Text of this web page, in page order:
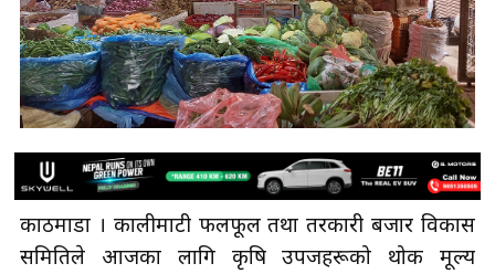
काठमाडौँ । कालीमाटी फलफूल तथा तरकारी बजार विकास
समितिले आजका लागि कृषि उपजहरूको थोक मूल्य